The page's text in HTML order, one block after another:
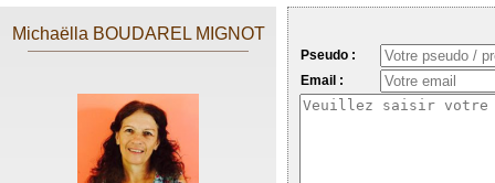
Michaëlla BOUDAREL MIGNOT
Pseudo :
Email :